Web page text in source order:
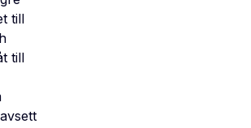
till
till